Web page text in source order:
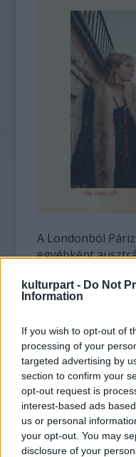
kulturpart - Do Not
Information
If you wish to opt-out of
processing of your
targeted advertising by
section to confirm your
opt-out request is
interest-based ads
us or personal
your opt-out. You may
disclosure of your
A Londonból
egyébként
Vague több
Melanie Painhez
kezdett. Első
sanzon, vidám
gitáros utcazene
Nadeah
ott van a
ellátott
Nouvelle Vague-
akármilyen.